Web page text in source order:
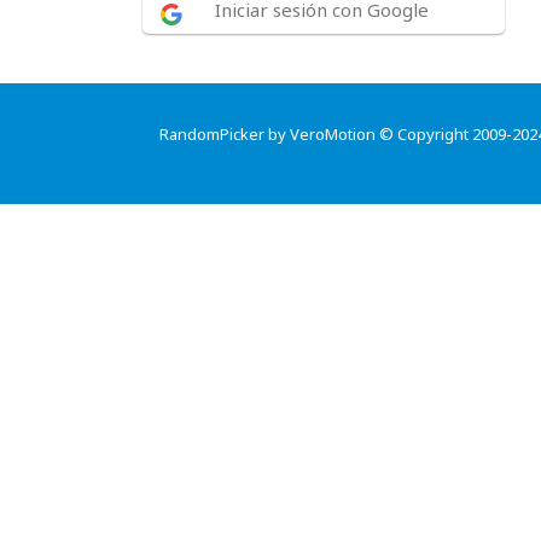
Iniciar sesión con Google
RandomPicker by VeroMotion © Copyright 2009-